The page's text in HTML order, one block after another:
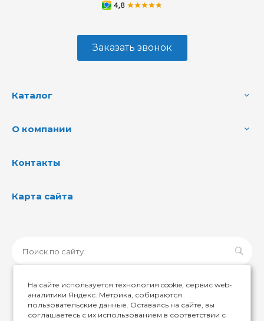
Заказать звонок
Каталог
О компании
Контакты
Карта сайта
© 2026 ИМИР174, Все права защищены
На сайте используется технология cookie, сервис web-
аналитики Яндекс. Метрика, собираются
пользовательские данные. Оставаясь на сайте, вы
соглашаетесь с их использованием в соответствии с